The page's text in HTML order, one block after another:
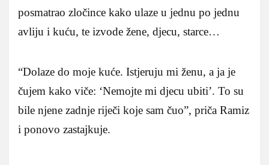
posmatrao zločince kako ulaze u jednu po jednu
avliju i kuću, te izvode žene, djecu, starce…
“Dolaze do moje kuće. Istjeruju mi ženu, a ja je
čujem kako viče: ‘Nemojte mi djecu ubiti’. To su
bile njene zadnje riječi koje sam čuo”, priča Ramiz
i ponovo zastajkuje.